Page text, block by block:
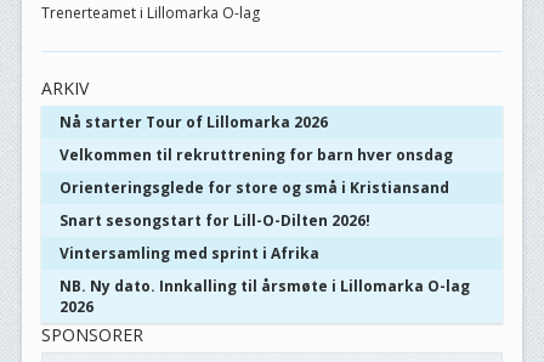
Trenerteamet i Lillomarka O-lag
ARKIV
Nå starter Tour of Lillomarka 2026
Velkommen til rekruttrening for barn hver onsdag
Orienteringsglede for store og små i Kristiansand
Snart sesongstart for Lill-O-Dilten 2026!
Vintersamling med sprint i Afrika
NB. Ny dato. Innkalling til årsmøte i Lillomarka O-lag
2026
SPONSORER